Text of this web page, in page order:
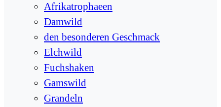
Afrikatrophaeen
Damwild
den besonderen Geschmack
Elchwild
Fuchshaken
Gamswild
Grandeln